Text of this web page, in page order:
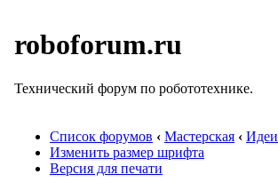
roboforum.ru
Технический форум по робототехнике.
Список форумов ‹ Мастерская ‹ Идеи
Изменить размер шрифта
Версия для печати